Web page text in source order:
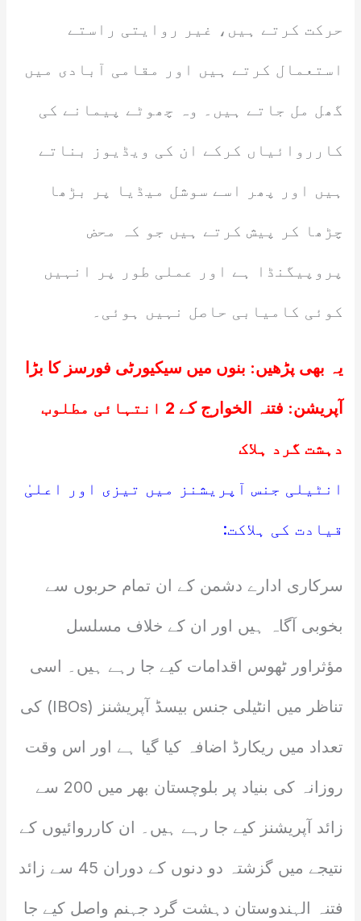
حرکت کرتے ہیں، غیر روایتی راستے
استعمال کرتے ہیں اور مقامی آبادی میں
گھل مل جاتے ہیں۔ وہ چھوٹے پیمانے کی
کارروائیاں کرکے ان کی ویڈیوز بناتے
ہیں اور پھر اسے سوشل میڈیا پر بڑھا
چڑھا کر پیش کرتے ہیں جو کہ محض
پروپیگنڈا ہے اور عملی طور پر انہیں
کوئی کامیابی حاصل نہیں ہوئی۔
یہ بھی پڑھیں: بنوں میں سیکیورٹی فورسز کا بڑا
آپریشن: فتنہ الخوارج کے 2 انتہائی مطلوب
دہشت گرد ہلاک
انٹیلی جنس آپریشنز میں تیزی اور اعلیٰ
قیادت کی ہلاکت:
سرکاری ادارے دشمن کے ان تمام حربوں سے
بخوبی آگاہ ہیں اور ان کے خلاف مسلسل
مؤثراور ٹھوس اقدامات کیے جا رہے ہیں۔ اسی
تناظر میں انٹیلی جنس بیسڈ آپریشنز (IBOs) کی
تعداد میں ریکارڈ اضافہ کیا گیا ہے اور اس وقت
روزانہ کی بنیاد پر بلوچستان بھر میں 200 سے
زائد آپریشنز کیے جا رہے ہیں۔ ان کارروائیوں کے
نتیجے میں گزشتہ دو دنوں کے دوران 45 سے زائد
فتنہ الہندوستان دہشت گرد جہنم واصل کیے جا